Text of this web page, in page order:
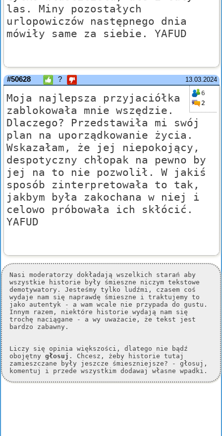
las. Miny pozostałych
urlopowiczów następnego dnia
mówiły same za siebie. YAFUD
13.03.2024
#50628 ?
6
2
Moja najlepsza przyjaciółka
zablokowała mnie wszędzie.
Dlaczego? Przedstawiła mi swój
plan na uporządkowanie życia.
Wskazałam, że jej niepokojący,
despotyczny chłopak na pewno by
jej na to nie pozwolił. W jakiś
sposób zinterpretowała to tak,
jakbym była zakochana w niej i
celowo próbowała ich skłócić.
YAFUD
Nasi moderatorzy dokładają wszelkich starań aby
wszystkie historie były śmieszne niczym tekstowe
demotywatory. Jesteśmy tylko ludźmi, czasem coś
wydaje nam się naprawdę śmieszne i traktujemy to
jako autentyk - a wam wcale nie przypada do gustu.
Innym razem, niektóre historie wydają nam się
trochę naciągane - a wy uważacie, że tekst jest
bardzo zabawny.
Liczy się opinia większości, dlatego nie bądź
obojętny głosuj . Chcesz, żeby historie tutaj
zamieszczane były jeszcze śmieszniejsze? - głosuj,
komentuj i przede wszystkim dodawaj własne wpadki.